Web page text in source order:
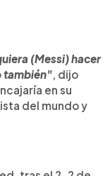
(Messi) hacer
también", dijo
en su
del mundo y